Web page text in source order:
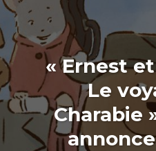
« Ernest
Le
Charabie